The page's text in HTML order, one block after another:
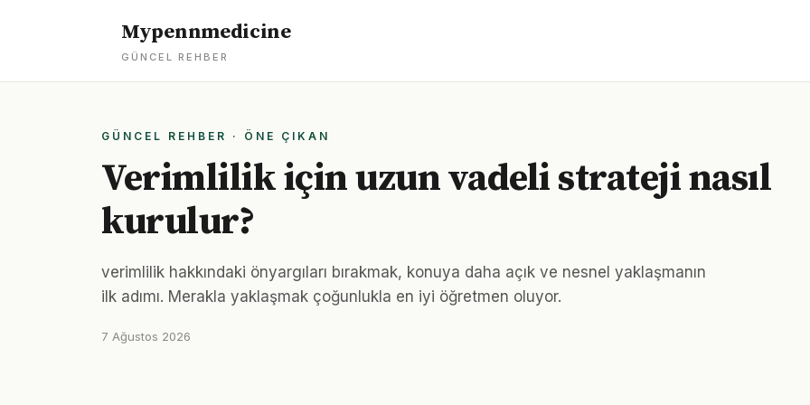
Mypennmedicine
GÜNCEL REHBER
GÜNCEL REHBER · ÖNE ÇIKAN
Verimlilik için uzun vadeli strateji nasıl
kurulur?
verimlilik hakkındaki önyargıları bırakmak, konuya daha açık ve nesnel yaklaşmanın
ilk adımı. Merakla yaklaşmak çoğunlukla en iyi öğretmen oluyor.
7 Ağustos 2026